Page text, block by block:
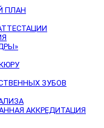
ПЛАН
ЗУБОВ
АККРЕДИТАЦИЯ